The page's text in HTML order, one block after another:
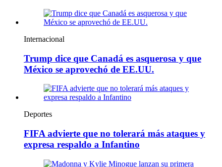
Internacional
Trump dice que Canadá es asquerosa y que
México se aprovechó de EE.UU.
Deportes
FIFA advierte que no tolerará más ataques y
expresa respaldo a Infantino